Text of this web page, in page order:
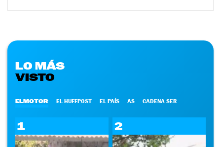
LO MÁS
VISTO
ELMOTOR EL HUFFPOST EL PAÍS AS CADENA SER
1 2